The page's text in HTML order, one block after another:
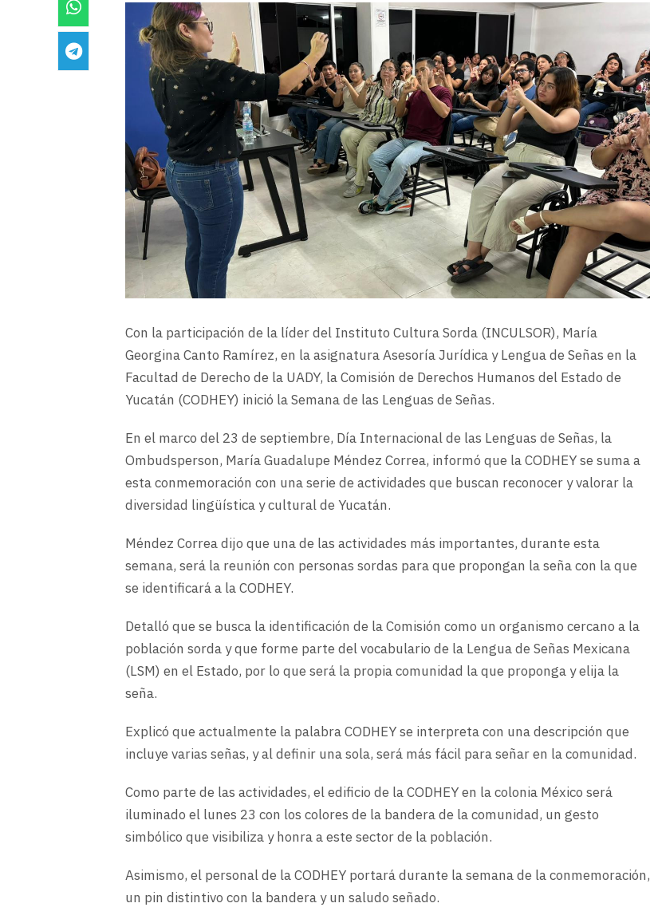
Con la participación de la líder del Instituto Cultura Sorda (INCULSOR), María
Georgina Canto Ramírez, en la asignatura Asesoría Jurídica y Lengua de Señas en la
Facultad de Derecho de la UADY, la Comisión de Derechos Humanos del Estado de
Yucatán (CODHEY) inició la Semana de las Lenguas de Señas.
En el marco del 23 de septiembre, Día Internacional de las Lenguas de Señas, la
Ombudsperson, María Guadalupe Méndez Correa, informó que la CODHEY se suma a
esta conmemoración con una serie de actividades que buscan reconocer y valorar la
diversidad lingüística y cultural de Yucatán.
Méndez Correa dijo que una de las actividades más importantes, durante esta
semana, será la reunión con personas sordas para que propongan la seña con la que
se identificará a la CODHEY.
Detalló que se busca la identificación de la Comisión como un organismo cercano a la
población sorda y que forme parte del vocabulario de la Lengua de Señas Mexicana
(LSM) en el Estado, por lo que será la propia comunidad la que proponga y elija la
seña.
Explicó que actualmente la palabra CODHEY se interpreta con una descripción que
incluye varias señas, y al definir una sola, será más fácil para señar en la comunidad.
Como parte de las actividades, el edificio de la CODHEY en la colonia México será
iluminado el lunes 23 con los colores de la bandera de la comunidad, un gesto
simbólico que visibiliza y honra a este sector de la población.
Asimismo, el personal de la CODHEY portará durante la semana de la conmemoración,
un pin distintivo con la bandera y un saludo señado.